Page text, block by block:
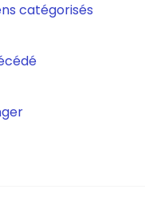
catégorisés